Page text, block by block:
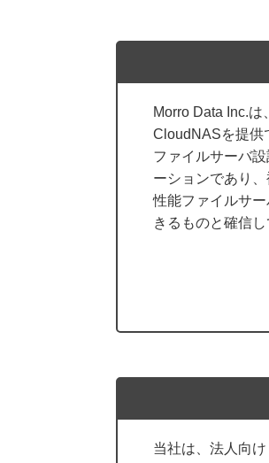
Morro Data Inc.
CloudNASを提供
ファイルサーバ
ーションであり
性能ファイルサ
きるものと確信
当社は、法人向